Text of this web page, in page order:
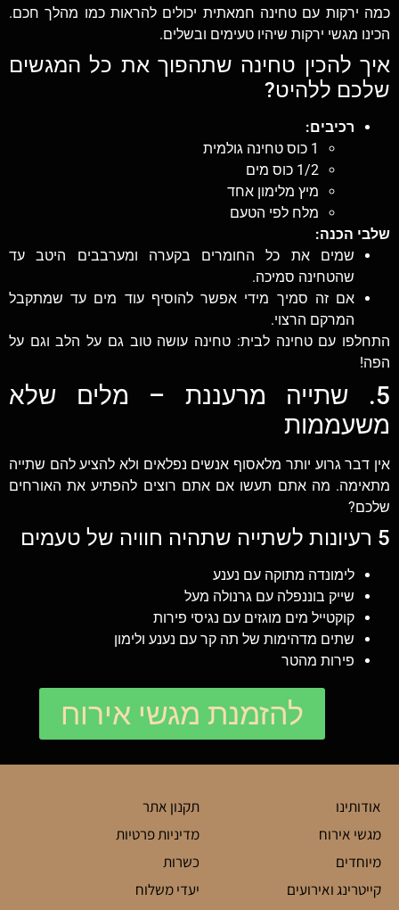
כמה ירקות עם טחינה חמאתית יכולים להראות כמו מהלך חכם.
הכינו מגשי ירקות שיהיו טעימים ובשלים.
איך להכין טחינה שתהפוך את כל המגשים
שלכם ללהיט?
רכיבים:
1 כוס טחינה גולמית
1/2 כוס מים
מיץ מלימון אחד
מלח לפי הטעם
שלבי הכנה:
שמים את כל החומרים בקערה ומערבבים היטב עד
שהטחינה סמיכה.
אם זה סמיך מידי אפשר להוסיף עוד מים עד שמתקבל
המרקם הרצוי.
התחלפו עם טחינה לבית: טחינה עושה טוב גם על הלב וגם על
הפה!
5. שתייה מרעננת – מלים שלא
משעממות
אין דבר גרוע יותר מלאסוף אנשים נפלאים ולא להציע להם שתייה
מתאימה. מה אתם תעשו אם אתם רוצים להפתיע את האורחים
שלכם?
5 רעיונות לשתייה שתהיה חוויה של טעמים
לימונדה מתוקה עם נענע
שייק בוננפלה עם גרנולה מעל
קוקטייל מים מוגזים עם נגיסי פירות
שתים מדהימות של תה קר עם נענע ולימון
פירות מהטר
להזמנת מגשי אירוח
אודותינו
מגשי אירוח
מיוחדים
קייטרינג ואירועים
תקנון אתר
מדיניות פרטיות
כשרות
יעדי משלוח